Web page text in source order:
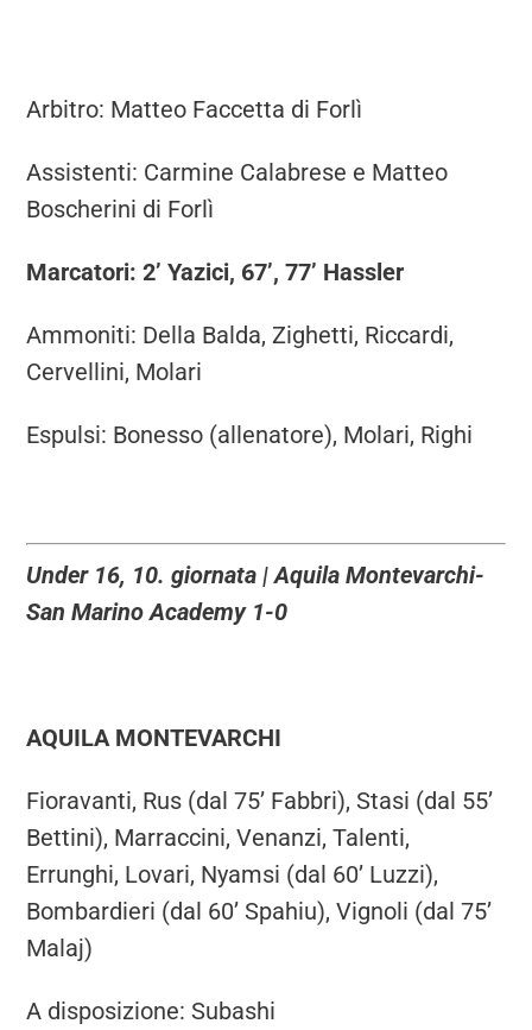
Arbitro: Matteo Faccetta di Forlì
Assistenti: Carmine Calabrese e Matteo
Boscherini di Forlì
Marcatori: 2’ Yazici, 67’, 77’ Hassler
Ammoniti: Della Balda, Zighetti, Riccardi,
Cervellini, Molari
Espulsi: Bonesso (allenatore), Molari, Righi
Under 16, 10. giornata | Aquila Montevarchi-
San Marino Academy 1-0
AQUILA MONTEVARCHI
Fioravanti, Rus (dal 75’ Fabbri), Stasi (dal 55’
Bettini), Marraccini, Venanzi, Talenti,
Errunghi, Lovari, Nyamsi (dal 60’ Luzzi),
Bombardieri (dal 60’ Spahiu), Vignoli (dal 75’
Malaj)
A disposizione: Subashi